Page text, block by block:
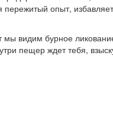
опыт,
мы видим бурное
пещер ждет тебя,